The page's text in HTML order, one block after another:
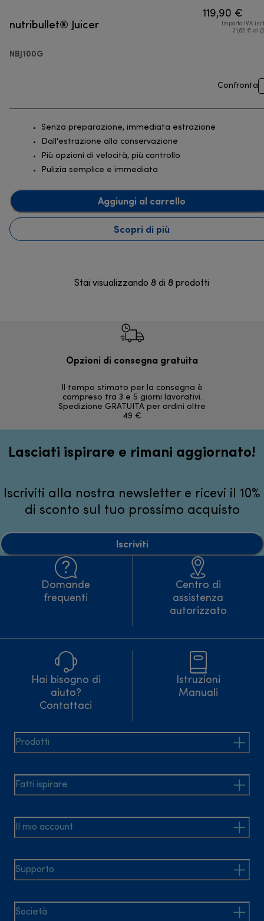
nutribullet® Juicer
NBJ100G
119,90 €
Importo IVA
21,62 € di
Confronta
Senza preparazione, immediata estrazione
Dall'estrazione alla conservazione
Più opzioni di velocità, più controllo
Pulizia semplice e immediata
Aggiungi al carrello
Scopri di più
Stai visualizzando 8 di 8 prodotti
Opzioni di consegna gratuita
Il tempo stimato per la consegna è
compreso tra 3 e 5 giorni lavorativi.
Spedizione GRATUITA per ordini oltre
49 €
Lasciati ispirare e rimani aggiornato!
Iscriviti alla nostra newsletter e ricevi il 10%
di sconto sul tuo prossimo acquisto
Iscriviti
Domande
frequenti
Centro di
assistenza
autorizzato
Hai bisogno di
aiuto?
Contattaci
Istruzioni
Manuali
Prodotti
Fatti ispirare
Il mio account
Supporto
Società